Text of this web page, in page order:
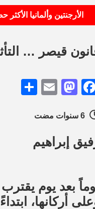
الأرجنتين وألمانيا الأكثر
قيصر …
Facebook
Email
إبراهيم
بعد يوم
أركانها،